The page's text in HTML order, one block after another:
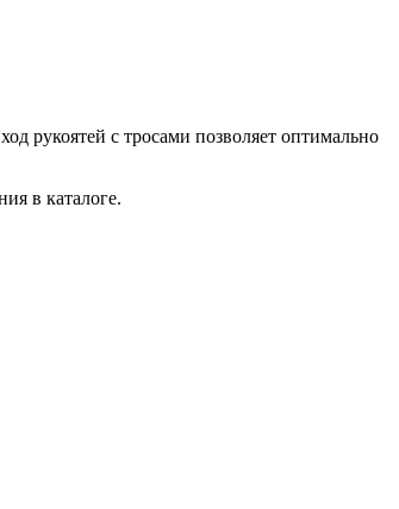
рукоятей с тросами позволяет оптимально
в каталоге.